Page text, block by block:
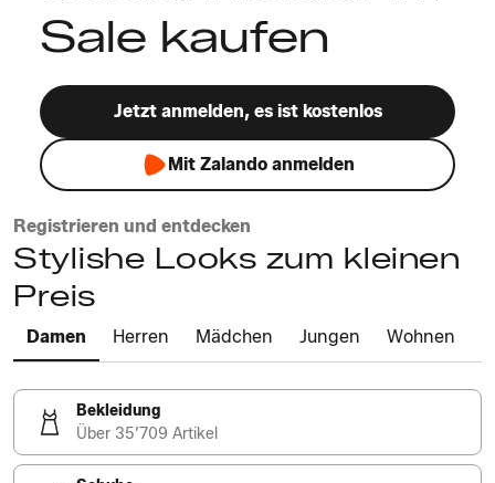
Sale kaufen
Jetzt anmelden, es ist kostenlos
Mit Zalando anmelden
Registrieren und entdecken
Stylishe Looks zum kleinen
Preis
Damen Herren Mädchen Jungen Wohnen
Bekleidung
Über 35’709 Artikel